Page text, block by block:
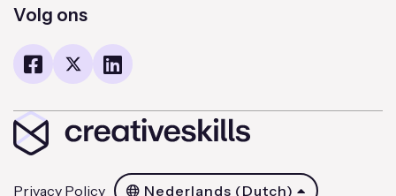
Volg ons
Privacy Policy Nederlands (Dutch)